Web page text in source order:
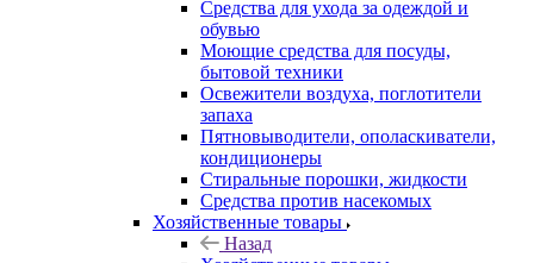
Средства для ухода за одеждой и
обувью
Моющие средства для посуды,
бытовой техники
Освежители воздуха, поглотители
запаха
Пятновыводители, ополаскиватели,
кондиционеры
Стиральные порошки, жидкости
Средства против насекомых
Хозяйственные товары
Назад